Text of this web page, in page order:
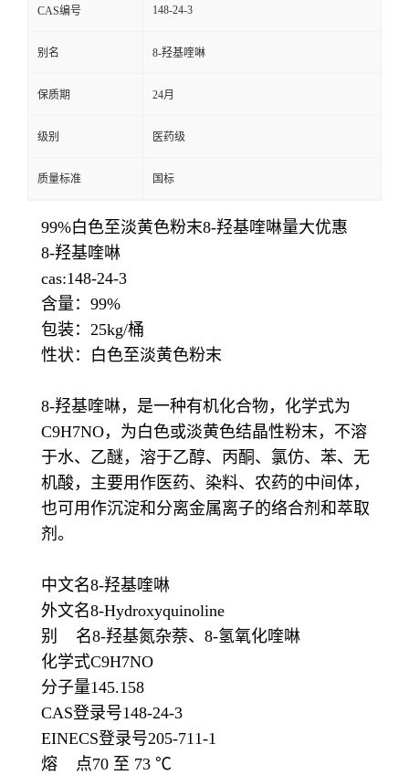
CAS编号 148-24-3
别名 8-羟基喹啉
保质期 24月
级别 医药级
质量标准 国标
99%白色至淡黄色粉末8-羟基喹啉量大优惠
8-羟基喹啉
cas:148-24-3
含量：99%
包装：25kg/桶
性状：白色至淡黄色粉末
8-羟基喹啉，是一种有机化合物，化学式为
C9H7NO，为白色或淡黄色结晶性粉末，不溶
于水、乙醚，溶于乙醇、丙酮、氯仿、苯、无
机酸，主要用作医药、染料、农药的中间体，
也可用作沉淀和分离金属离子的络合剂和萃取
剂。
中文名8-羟基喹啉
外文名8-Hydroxyquinoline
别 名8-羟基氮杂萘、8-氢氧化喹啉
化学式C9H7NO
分子量145.158
CAS登录号148-24-3
EINECS登录号205-711-1
熔 点70 至 73 ℃